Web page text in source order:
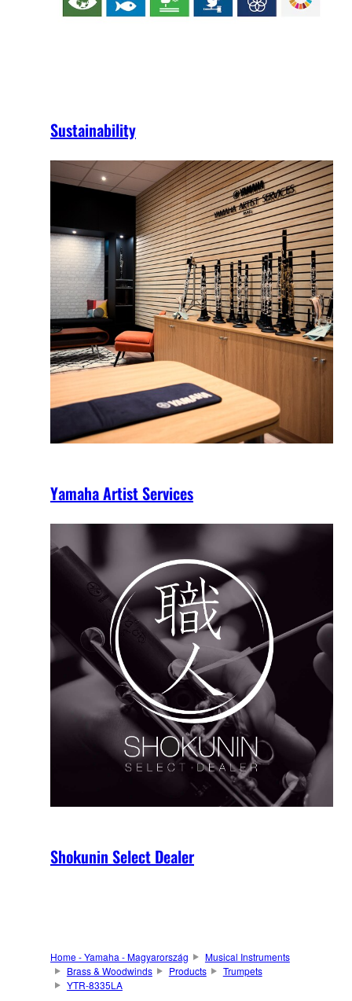
Sustainability
Yamaha Artist Services
Shokunin Select Dealer
Home - Yamaha - Magyarország
Musical Instruments
Brass & Woodwinds
Products
Trumpets
YTR-8335LA